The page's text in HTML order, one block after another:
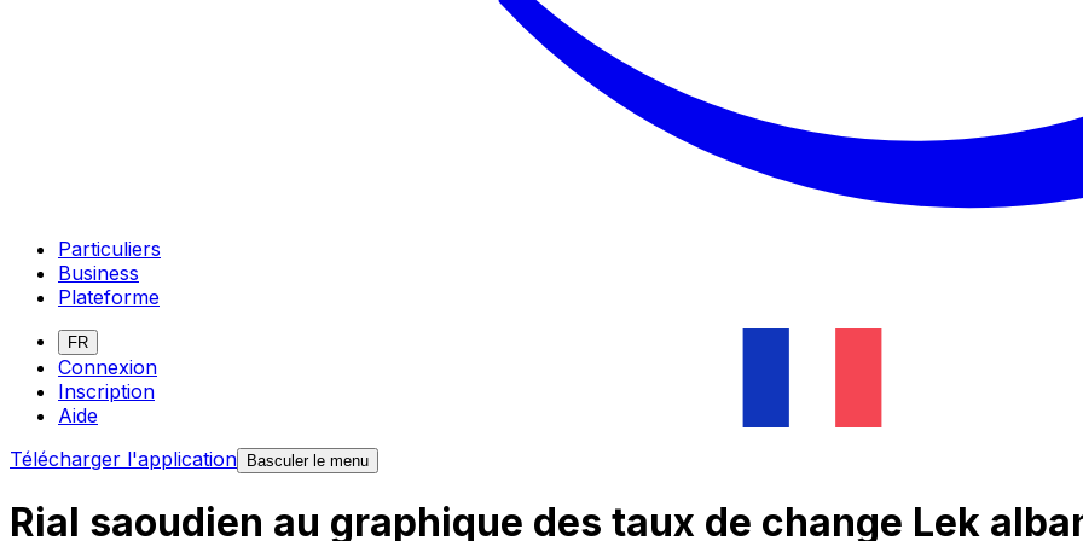
Particuliers
Business
Plateforme
FR
Connexion
Inscription
Aide
Télécharger l'application Basculer le menu
Rial saoudien au graphique des taux de change Lek